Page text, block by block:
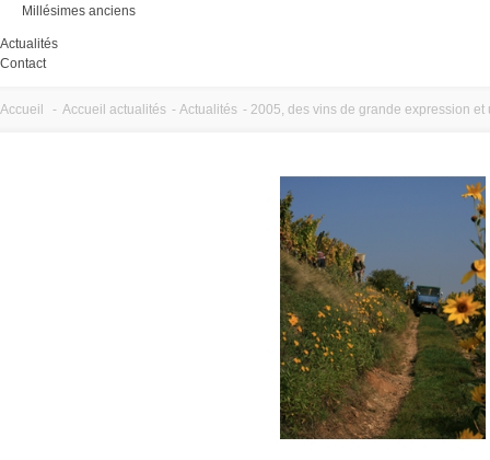
Millésimes anciens
Actualités
Contact
Accueil - Accueil actualités - Actualités - 2005, des vins de grande expression